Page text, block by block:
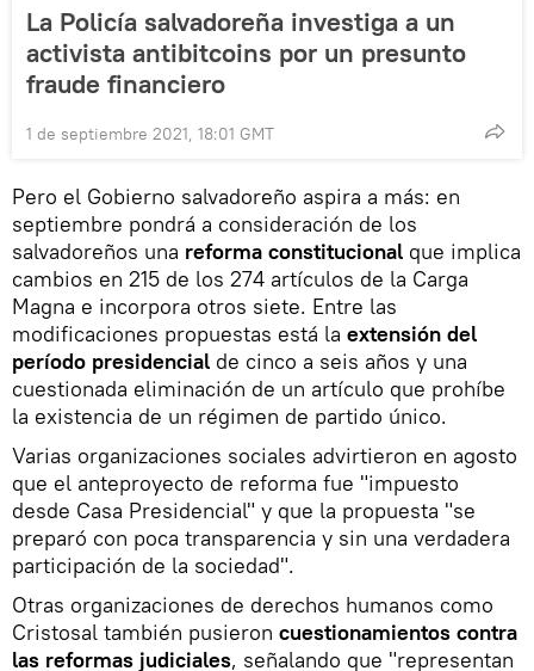
La Policía salvadoreña investiga a un
activista antibitcoins por un presunto
fraude financiero
1 de septiembre 2021, 18:01 GMT
Pero el Gobierno salvadoreño aspira a más: en
septiembre pondrá a consideración de los
salvadoreños una reforma constitucional que implica
cambios en 215 de los 274 artículos de la Carga
Magna e incorpora otros siete. Entre las
modificaciones propuestas está la extensión del
período presidencial de cinco a seis años y una
cuestionada eliminación de un artículo que prohíbe
la existencia de un régimen de partido único.
Varias organizaciones sociales advirtieron en agosto
que el anteproyecto de reforma fue "impuesto
desde Casa Presidencial" y que la propuesta "se
preparó con poca transparencia y sin una verdadera
participación de la sociedad".
Otras organizaciones de derechos humanos como
Cristosal también pusieron cuestionamientos contra
las reformas judiciales, señalando que "representan